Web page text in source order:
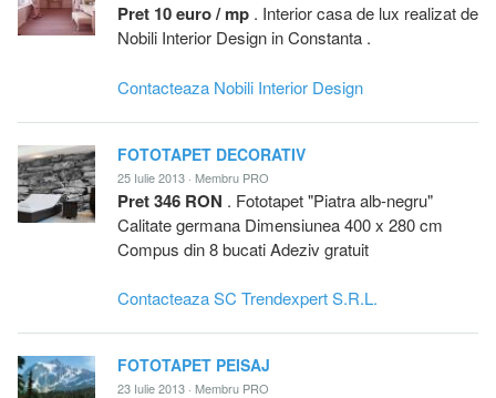
Pret 10 euro / mp . Interior casa de lux realizat de
Nobili Interior Design in Constanta .
Contacteaza Nobili Interior Design
FOTOTAPET DECORATIV
25 Iulie 2013 · Membru PRO
Pret 346 RON . Fototapet "Piatra alb-negru"
Calitate germana Dimensiunea 400 x 280 cm
Compus din 8 bucati Adeziv gratuit
Contacteaza SC Trendexpert S.R.L.
FOTOTAPET PEISAJ
23 Iulie 2013 · Membru PRO